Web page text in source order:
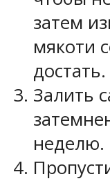
затем
мякоти
Залить
неделю.